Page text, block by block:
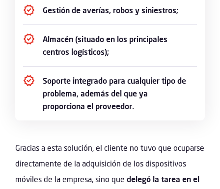
Gestión de averías, robos y siniestros;
Almacén (situado en los principales
centros logísticos);
Soporte integrado para cualquier tipo de
problema, además del que ya
proporciona el proveedor.
Gracias a esta solución, el cliente no tuvo que ocuparse
directamente de la adquisición de los dispositivos
móviles de la empresa, sino quedelegó la tarea en el